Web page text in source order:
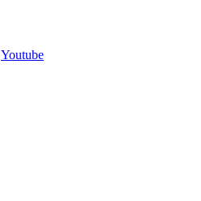
Youtube